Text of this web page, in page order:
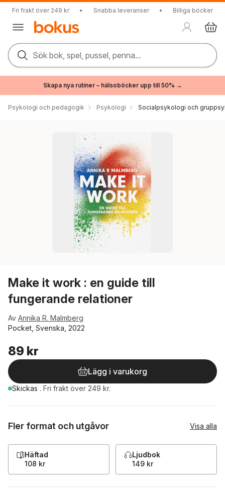
Fri frakt över 249 kr • Snabba leveranser • Billiga böcker
Sök bok, spel, pussel, penna...
Skapa nya rutiner – hälsoböcker upp till 50% →
Psykologi och pedagogik Psykologi Socialpsykologi och
Make it work : en guide till
fungerande relationer
Av Annika R. Malmberg
Pocket, Svenska, 2022
89 kr
Lägg i varukorg
Skickas . Fri frakt över 249 kr.
Fler format och utgåvor Visa alla
Häftad
108 kr
Ljudbok
149 kr